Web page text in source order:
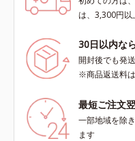
は、3,300円以
30日以内な
開封後でも発
※商品返送料
最短ご注文
一部地域を除
ます